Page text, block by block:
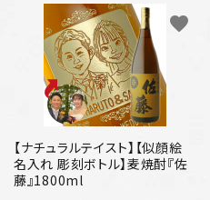
【ナチュラルテイスト】【似顔絵
名入れ 彫刻ボトル】麦焼酎『佐
藤』1800ml
favorite